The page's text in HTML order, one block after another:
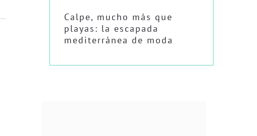
Calpe, mucho más que
playas: la escapada
mediterránea de moda